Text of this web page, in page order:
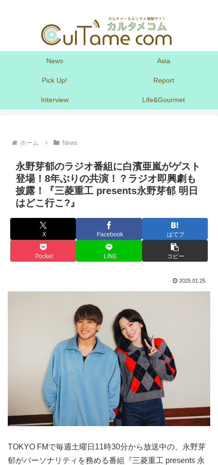
News Asia
Pick Up! Report
Interview Life&Gourmet
ホーム News
永野芽郁のラジオ番組に白濱亜嵐がゲスト
登場！8年ぶりの共演！？ラジオ即興劇も
披露！『三菱重工 presents永野芽郁 明日
はどこ行こ?』
X Facebook はてブ
Pocket LINE コピー
2025.01.25
TOKYO FMで毎週土曜日11時30分から放送中の、永野芽
郁がパーソナリティを務める番組『三菱重工 presents 永